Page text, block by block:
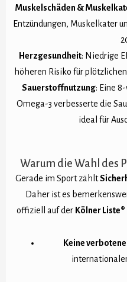
Muskelschäden &
Entzündungen, Muskelkater
Herzgesundheit: Niedrige
höheren Risiko für
Sauerstoffnutzung: Eine
Omega-3 verbesserte die
ideal für
Warum die Wahl des
Gerade im Sport zählt
Daher ist es
offiziell auf der Kölner Liste®
Keine